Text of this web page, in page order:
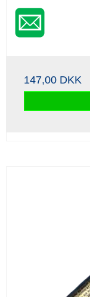
147,00 DKK